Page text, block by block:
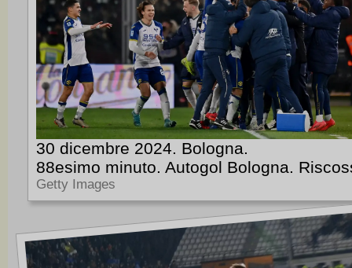
30 dicembre 2024. Bologna.
88esimo minuto. Autogol Bologna.
Getty Images